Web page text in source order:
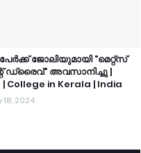
ജോലിയുമായി "മെറ്റ്സ്
ഡ്രൈവ്" അവസാനിച്ചു |
College in Kerala | India
18, 2024